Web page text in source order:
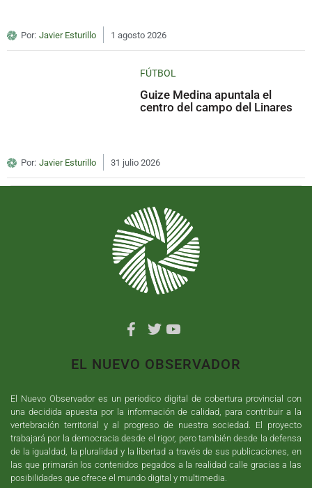
Por: Javier Esturillo 1 agosto 2026
FÚTBOL
Guize Medina apuntala el
centro del campo del Linares
Por: Javier Esturillo 31 julio 2026
EL NUEVO OBSERVADOR
El Nuevo Observador es un periodico digital de cobertura provincial con
una decidida apuesta por la información de calidad, para contribuir a la
vertebración territorial y al progreso de nuestra sociedad. El proyecto
trabajará por la democracia desde el rigor, pero también desde la defensa
de la igualdad, la pluralidad y la libertad a través de sus publicaciones, en
las que primarán los contenidos pegados a la realidad calle gracias a las
posibilidades que ofrece el mundo digital y multimedia.